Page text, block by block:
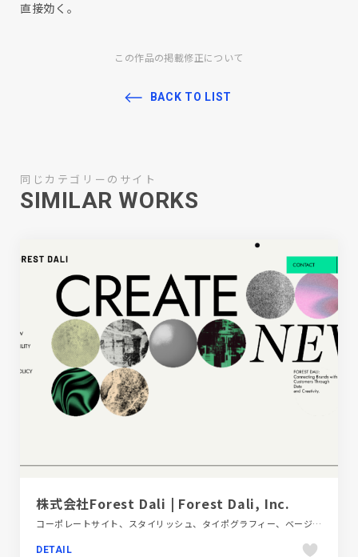
直接効く。
この作品の掲載修正について
BACK TO LIST
同じカテゴリーのサイト
SIMILAR WORKS
株式会社Forest Dali | Forest Dali, Inc.
コーポレートサイト、スタイリッシュ、タイポグラフィー、ベージュ・ゴールド系、ポップ、金融・法律・人材・専門職
DETAIL